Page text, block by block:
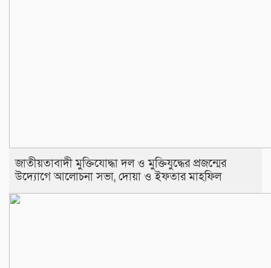
জাতীয়তাবাদী মুক্তিযোদ্ধা দল ও মুক্তিযুদ্ধের প্রজন্মের
উদ্যোগে আলোচনা সভা, দোয়া ও ইফতার মাহফিল